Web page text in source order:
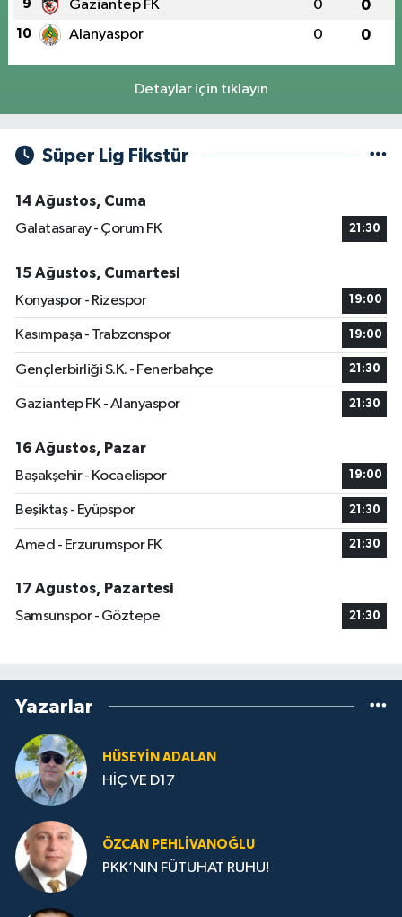
9 Gaziantep FK 0 0
10 Alanyaspor 0 0
Detaylar için tıklayın
Süper Lig Fikstür
14 Ağustos, Cuma
Galatasaray - Çorum FK
21:30
15 Ağustos, Cumartesi
Konyaspor - Rizespor
19:00
Kasımpaşa - Trabzonspor 19:00
Gençlerbirliği S.K. - Fenerbahçe 21:30
Gaziantep FK - Alanyaspor 21:30
16 Ağustos, Pazar
Başakşehir - Kocaelispor
19:00
Beşiktaş - Eyüpspor 21:30
Amed - Erzurumspor FK 21:30
17 Ağustos, Pazartesi
Samsunspor - Göztepe
21:30
Yazarlar
HÜSEYIN ADALAN
HİÇ VE D17
ÖZCAN PEHLIVANOĞLU
PKK’NIN FÜTUHAT RUHU!